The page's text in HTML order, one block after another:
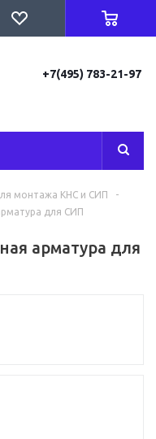
+7(495) 783-21-97
монтажа КНС и СИП
-
для СИП
арматура для